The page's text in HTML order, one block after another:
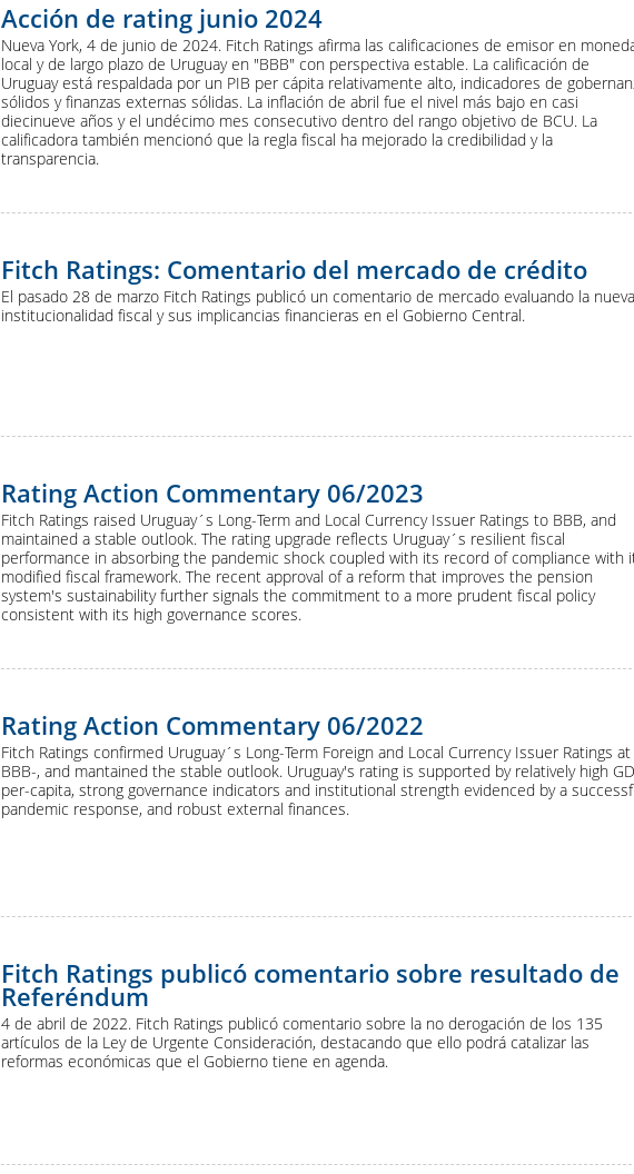
Acción de rating junio 2024
Nueva York, 4 de junio de 2024. Fitch Ratings afirma las calificaciones de emisor en
local y de largo plazo de Uruguay en "BBB" con perspectiva estable. La calificación de
Uruguay está respaldada por un PIB per cápita relativamente alto, indicadores de
sólidos y finanzas externas sólidas. La inflación de abril fue el nivel más bajo en casi
diecinueve años y el undécimo mes consecutivo dentro del rango objetivo de BCU. La
calificadora también mencionó que la regla fiscal ha mejorado la credibilidad y la
transparencia.
Fitch Ratings: Comentario del mercado de crédito
El pasado 28 de marzo Fitch Ratings publicó un comentario de mercado evaluando la nueva
institucionalidad fiscal y sus implicancias financieras en el Gobierno Central.
Rating Action Commentary 06/2023
Fitch Ratings raised Uruguay´s Long-Term and Local Currency Issuer Ratings to BBB, and
maintained a stable outlook. The rating upgrade reflects Uruguay´s resilient fiscal
performance in absorbing the pandemic shock coupled with its record of compliance with
modified fiscal framework. The recent approval of a reform that improves the pension
system's sustainability further signals the commitment to a more prudent fiscal policy
consistent with its high governance scores.
Rating Action Commentary 06/2022
Fitch Ratings confirmed Uruguay´s Long-Term Foreign and Local Currency Issuer Ratings at
BBB-, and mantained the stable outlook. Uruguay's rating is supported by relatively high
per-capita, strong governance indicators and institutional strength evidenced by a
pandemic response, and robust external finances.
Fitch Ratings publicó comentario sobre resultado de
Referéndum
4 de abril de 2022. Fitch Ratings publicó comentario sobre la no derogación de los 135
artículos de la Ley de Urgente Consideración, destacando que ello podrá catalizar las
reformas económicas que el Gobierno tiene en agenda.